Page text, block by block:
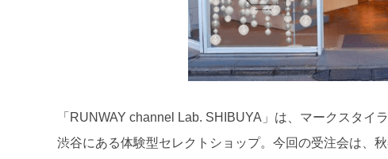
「RUNWAY channel Lab. SHIBUYA」は、マークスタ
渋谷にある体験型セレクトショップ。今回の受注会は、